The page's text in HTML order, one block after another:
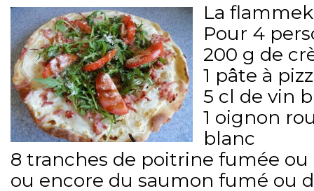
La
Pour 4
200 g de
1 pâte à
5 cl de vin
1 oignon
blanc
8 tranches de poitrine fumée
ou encore du saumon fumé ou